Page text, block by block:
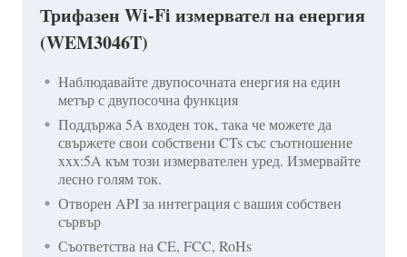
Трифазен Wi-Fi измервател на енергия
(WEM3046T)
Наблюдавайте двупосочната енергия на един
метър с двупосочна функция
Поддържа 5A входен ток, така че можете да
свържете свои собствени CTs със съотношение
xxx:5A към този измервателен уред. Измервайте
лесно голям ток.
Отворен API за интеграция с вашия собствен
сървър
Съответства на CE, FCC, RoHs